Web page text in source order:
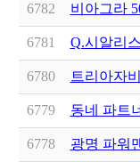
6782 비아그라
6781 Q.시알리
6780 트리아자
6779 동네 파트
6778 광명 파워